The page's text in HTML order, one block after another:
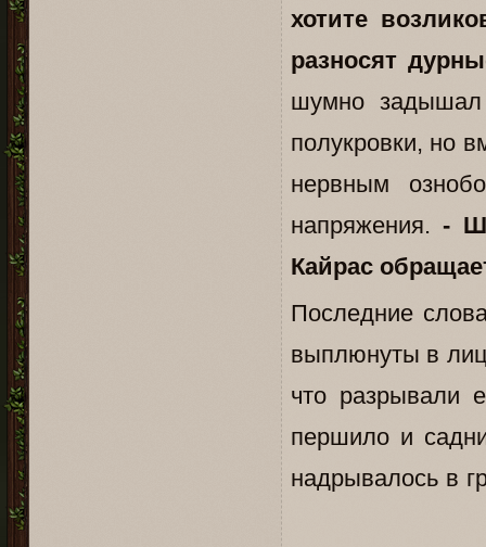
хотите
разносят
шумно задышал
полукровки, но
нервным
напряжения.-
Кайрас
Последние
выплюнуты в
что разрывали
першило и
надрывалось в